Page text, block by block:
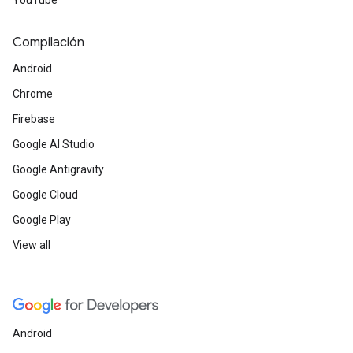
Compilación
Android
Chrome
Firebase
Google AI Studio
Google Antigravity
Google Cloud
Google Play
View all
Android